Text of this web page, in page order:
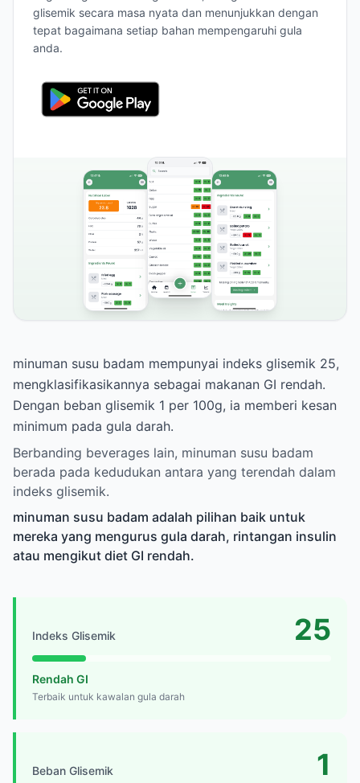
glisemik secara masa nyata dan menunjukkan dengan
tepat bagaimana setiap bahan mempengaruhi gula
anda.
minuman susu badam mempunyai indeks glisemik 25,
mengklasifikasikannya sebagai makanan GI rendah.
Dengan beban glisemik 1 per 100g, ia memberi kesan
minimum pada gula darah.
Berbanding beverages lain, minuman susu badam
berada pada kedudukan antara yang terendah dalam
indeks glisemik.
minuman susu badam adalah pilihan baik untuk
mereka yang mengurus gula darah, rintangan insulin
atau mengikut diet GI rendah.
Indeks Glisemik 25
Rendah GI
Terbaik untuk kawalan gula darah
Beban Glisemik 1